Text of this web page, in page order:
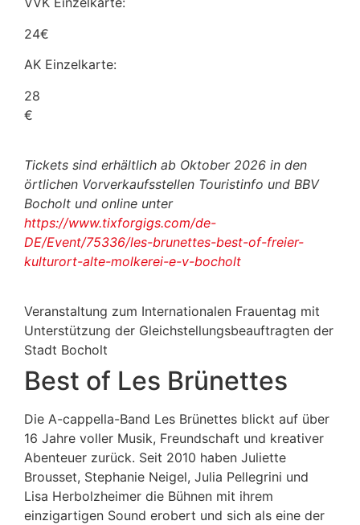
24€
AK Einzelkarte:
28
€
Tickets sind erhältlich ab Oktober 2026 in den
örtlichen Vorverkaufsstellen Touristinfo und BBV
Bocholt und online unter
https://www.tixforgigs.com/de-
DE/Event/75336/les-brunettes-best-of-freier-
kulturort-alte-molkerei-e-v-bocholt
Veranstaltung zum Internationalen Frauentag mit
Unterstützung der Gleichstellungsbeauftragten der
Stadt Bocholt
Best of Les Brünettes
Die A-cappella-Band Les Brünettes blickt auf über
16 Jahre voller Musik, Freundschaft und kreativer
Abenteuer zurück. Seit 2010 haben Juliette
Brousset, Stephanie Neigel, Julia Pellegrini und
Lisa Herbolzheimer die Bühnen mit ihrem
einzigartigen Sound erobert und sich als eine der